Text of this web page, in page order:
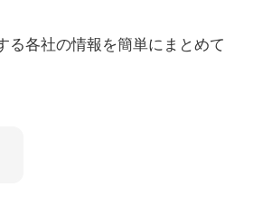
る各社の情報を簡単にまとめて